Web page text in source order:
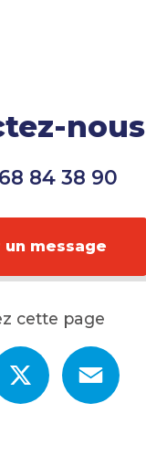
nous
84 38 90
un message
cette page